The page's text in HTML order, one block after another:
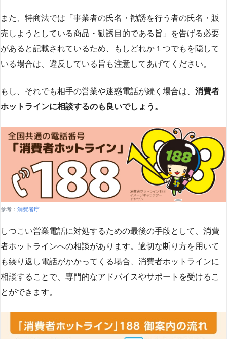
また、特商法では「事業者の氏名・勧誘を行う者の氏名・販
売しようとしている商品・勧誘目的である旨」を告げる必要
があると記載されているため、もしどれか１つでもを隠して
いる場合は、違反している旨も注意してあげてください。
もし、それでも相手の営業や迷惑電話が続く場合は、 消費者
ホットラインに相談するのも良いでしょう。
参考： 消費者庁
しつこい営業電話に対処するための最後の手段として、消費
者ホットラインへの相談があります。適切な断り方を用いて
も繰り返し電話がかかってくる場合、消費者ホットラインに
相談することで、専門的なアドバイスやサポートを受けるこ
とができます​​。